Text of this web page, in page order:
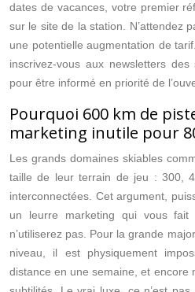
dates de vacances, votre premier
sur le site de la station. N’attendez
une potentielle augmentation de
inscrivez-vous aux newsletters
pour être informé en priorité de
Pourquoi 600 km de
marketing inutile pour
Les grands domaines skiables
taille de leur terrain de jeu : 300,
interconnectées. Cet argument,
un leurre marketing qui vous
n’utiliserez pas. Pour la grande
niveau, il est physiquement
distance en une semaine, et encore